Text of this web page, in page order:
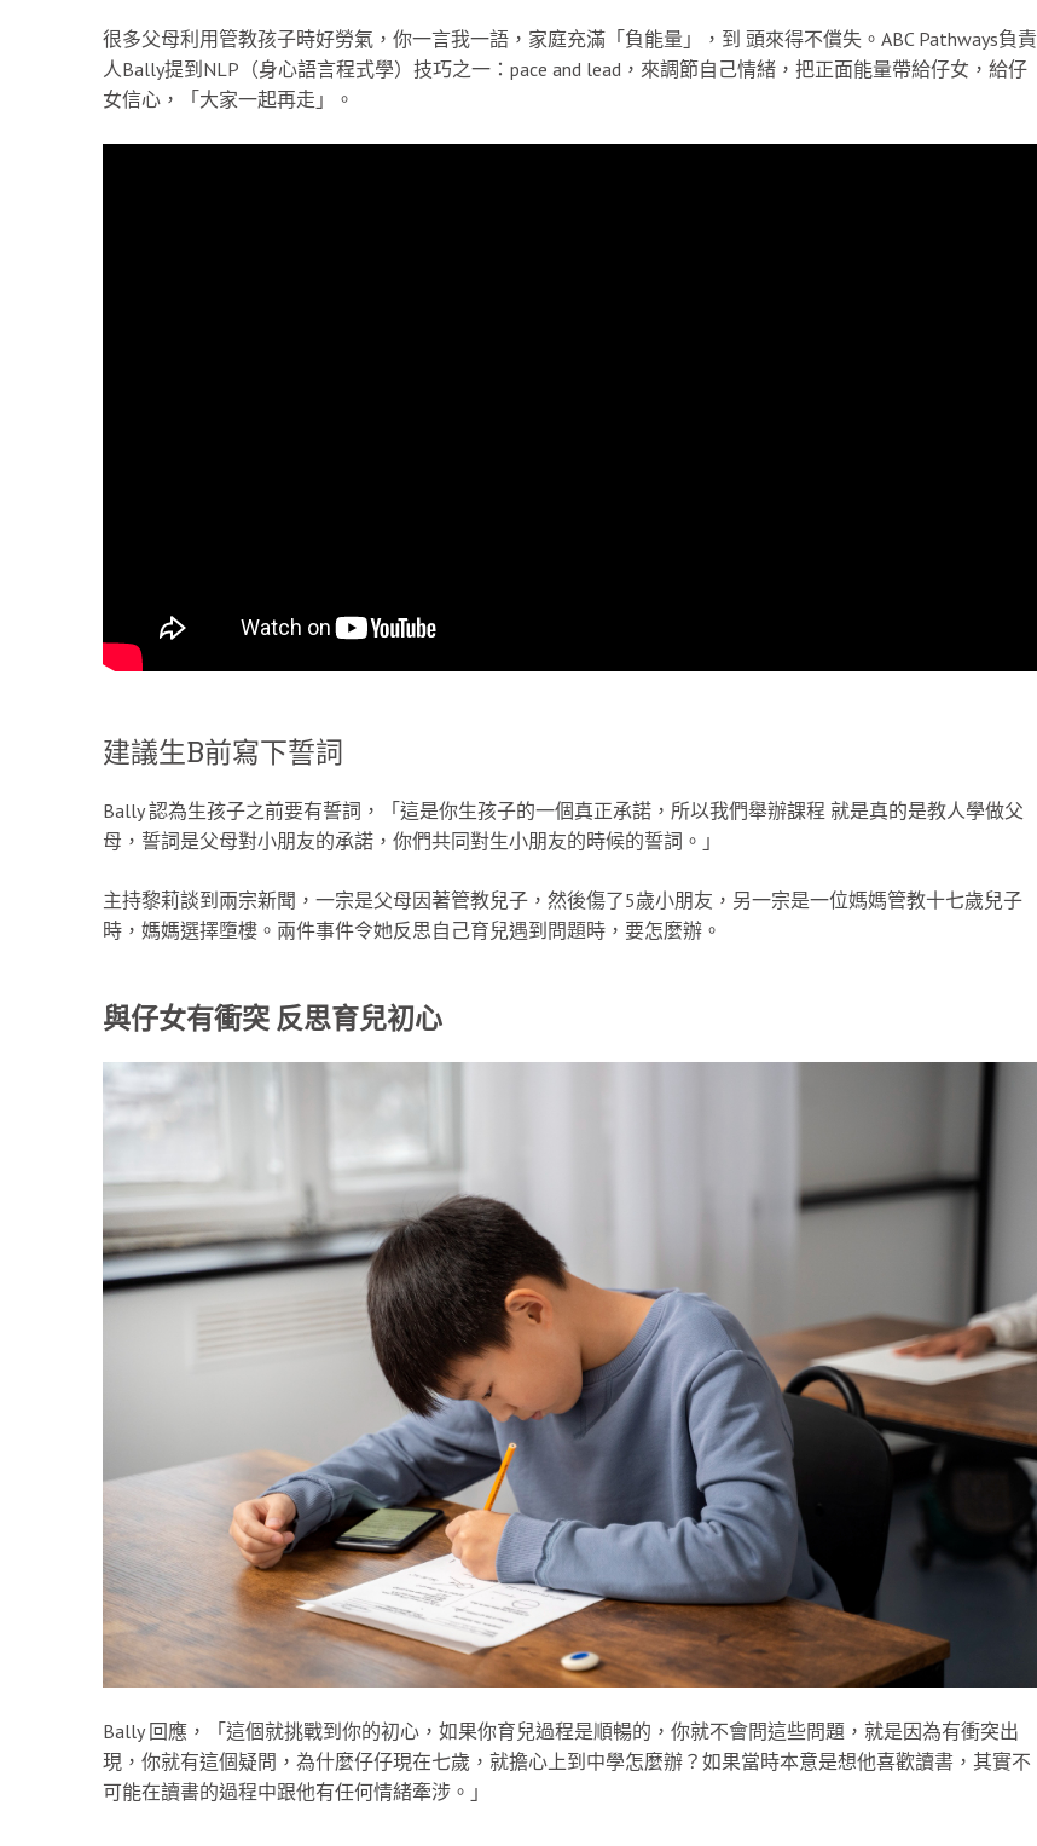
很多父母利用管教孩子時好勞氣，你一言我一語，家庭充滿「負能量」，到 頭來得不償失。ABC Pathways負責
人Bally提到NLP（身心語言程式學）技巧之一：pace and lead，來調節自己情緒，把正面能量帶給仔女，給仔
女信心，「大家一起再走」。
建議生B前寫下誓詞
Bally 認為生孩子之前要有誓詞，「這是你生孩子的一個真正承諾，所以我們舉辦課程 就是真的是教人學做父
母，誓詞是父母對小朋友的承諾，你們共同對生小朋友的時候的誓詞。」
主持黎莉談到兩宗新聞，一宗是父母因著管教兒子，然後傷了5歲小朋友，另一宗是一位媽媽管教十七歲兒子
時，媽媽選擇墮樓。兩件事件令她反思自己育兒遇到問題時，要怎麼辦。
與仔女有衝突 反思育兒初心
Bally 回應，「這個就挑戰到你的初心，如果你育兒過程是順暢的，你就不會問這些問題，就是因為有衝突出
現，你就有這個疑問，為什麼仔仔現在七歲，就擔心上到中學怎麼辦？如果當時本意是想他喜歡讀書，其實不
可能在讀書的過程中跟他有任何情緒牽涉。」